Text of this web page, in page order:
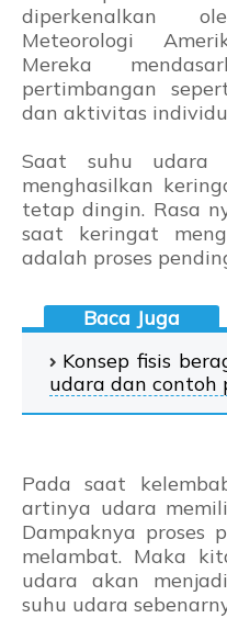
diperkenalkan
Meteorologi
Mereka
pertimbangan
dan aktivitas
Saat suhu udara
menghasilkan
tetap dingin. Rasa
saat keringat
adalah proses
Konsep fisis
udara dan contoh
Pada saat
artinya udara
Dampaknya proses
melambat. Maka
udara akan
suhu udara